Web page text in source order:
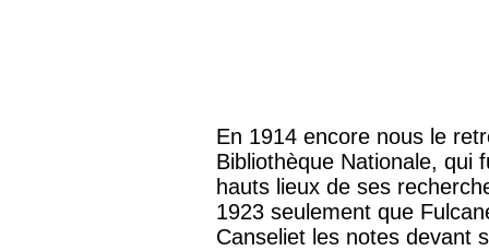
En 1914 encore nous le
Bibliothèque Nationale, qui
hauts lieux de ses
1923 seulement que
Canseliet les notes devant